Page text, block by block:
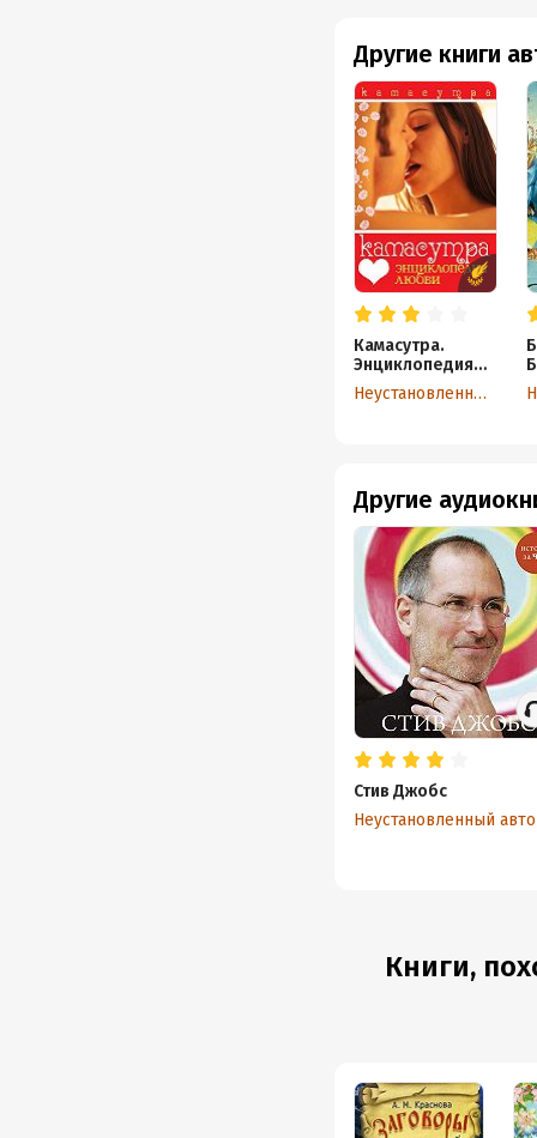
Другие книги
Камасутра.
Энциклопедия
любви
Неустановленный автор
Другие
Стив Джобс
Неустановленный
Книги,